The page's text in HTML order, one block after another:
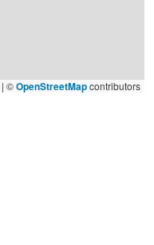
| ©OpenStreetMapcontributors